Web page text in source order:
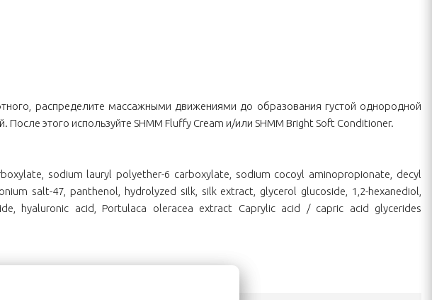
распределите массажными движениями до образования густой однородной
этого используйте SHMM Fluffy Cream и/или SHMM Bright Soft Conditioner.
sodium lauryl polyether-6 carboxylate, sodium cocoyl aminopropionate, decyl
salt-47, panthenol, hydrolyzed silk, silk extract, glycerol glucoside, 1,2-hexanediol,
hyaluronic acid, Portulaca oleracea extract Caprylic acid / capric acid glycerides